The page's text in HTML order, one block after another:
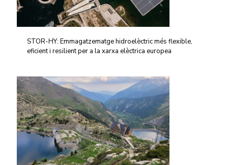
STOR-HY: Emmagatzematge hidroelèctric més flexible,
eficient i resilient per a la xarxa elèctrica europea